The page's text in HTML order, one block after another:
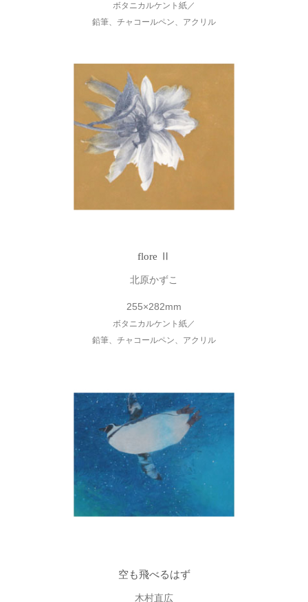
ボタニカルケント紙／
鉛筆、チャコールペン、アクリル
flore Ⅱ
北原かずこ
255×282mm
ボタニカルケント紙／
鉛筆、チャコールペン、アクリル
空も飛べるはず
木村直広